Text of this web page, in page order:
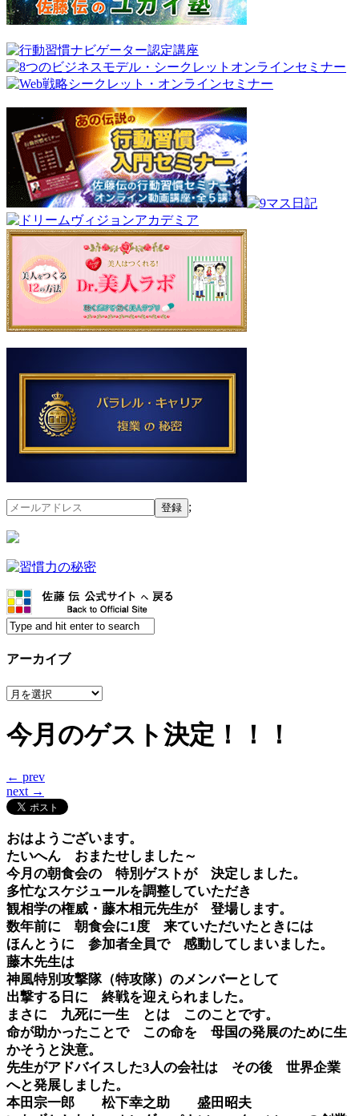
;
アーカイブ
ア
カ
イ
今月のゲスト決定！！！
← prev
next →
おはようございます。
たいへん おまたせしました～
今月の朝食会の 特別ゲストが 決定しました。
多忙なスケジュールを調整していただき
観相学の権威・藤木相元先生が 登場します。
数年前に 朝食会に1度 来ていただいたときには
ほんとうに 参加者全員で 感動してしまいました。
藤木先生は
神風特別攻撃隊（特攻隊）のメンバーとして
出撃する日に 終戦を迎えられました。
まさに 九死に一生 とは このことです。
命が助かったことで この命を 母国の発展のために生
かそうと決意。
先生がアドバイスした3人の会社は その後 世界企業
へと発展しました。
本田宗一郎 松下幸之助 盛田昭夫